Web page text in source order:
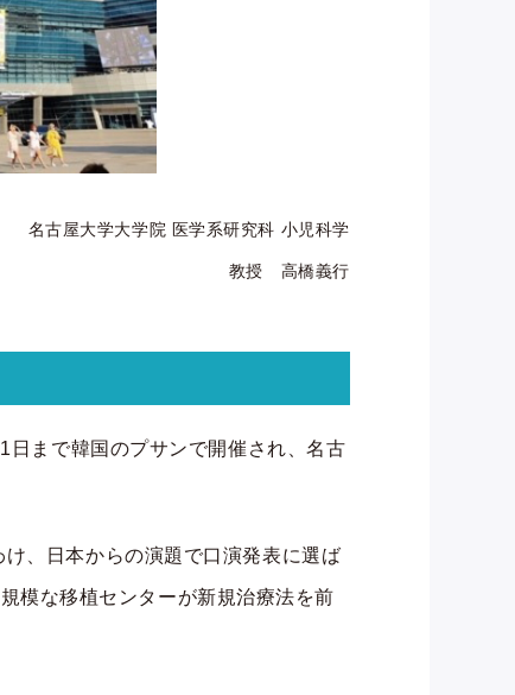
名古屋大学大学院 医学系研究科 小児科学
教授 高橋義行
まで韓国のプサンで開催され、名古
、日本からの演題で口演発表に選ば
模な移植センターが新規治療法を前